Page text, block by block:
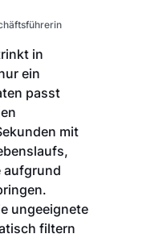
in
ein
passt
mit
aufgrund
ungeeignete
filtern